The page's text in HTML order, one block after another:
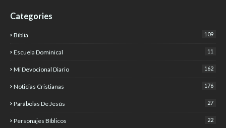
Categories
Biblia 109
Escuela Dominical 11
Mi Devocional Diario 162
Noticias Cristianas 176
Parábolas De Jesús 27
Personajes Bíblicos 22